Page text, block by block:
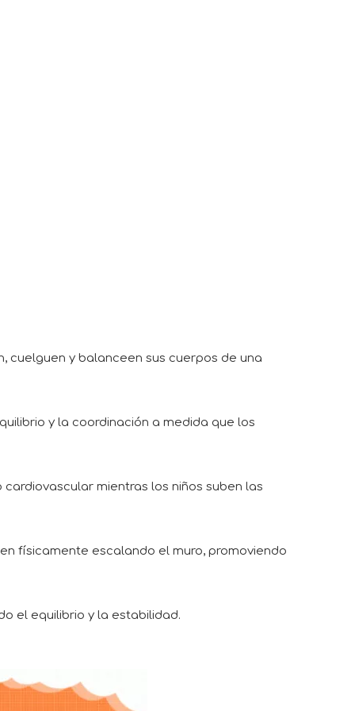
cuelguen y balanceen sus cuerpos de una
y la coordinación a medida que los
mientras los niños suben las
físicamente escalando el muro, promoviendo
el equilibrio y la estabilidad.